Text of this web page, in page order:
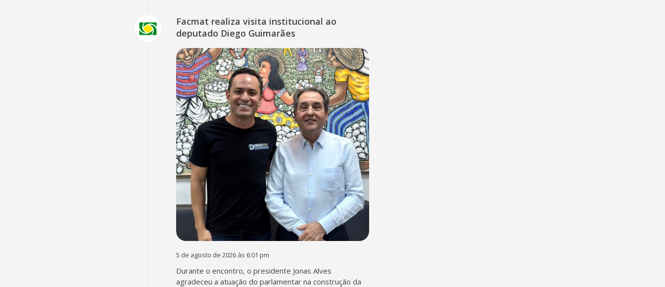
Facmat realiza visita institucional ao
deputado Diego Guimarães
5 de agosto de 2026 às 6:01 pm
Durante o encontro, o presidente Jonas Alves
agradeceu a atuação do parlamentar na construção da